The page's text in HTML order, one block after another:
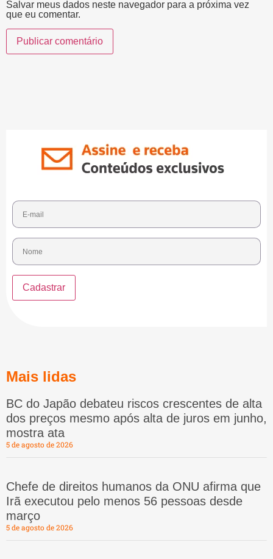
Salvar meus dados neste navegador para a próxima vez
que eu comentar.
Mais lidas
BC do Japão debateu riscos crescentes de alta
dos preços mesmo após alta de juros em junho,
mostra ata
5 de agosto de 2026
Chefe de direitos humanos da ONU afirma que
Irã executou pelo menos 56 pessoas desde
março
5 de agosto de 2026